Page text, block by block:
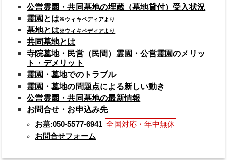
公営霊園・共同墓地の埋蔵（墓地貸付）受入状況
霊園とは※ウィキペディアより
墓地とは※ウィキペディアより
共同墓地とは
寺院墓地・民営（民間）霊園・公営霊園のメリッ
ト・デメリット
霊園・墓地でのトラブル
霊園・墓地の問題点による新しい動き
公営霊園・共同墓地の最新情報
お問合せ・お申込み先
お墓:050-5577-6941 全国対応・年中無休
お問合せフォーム